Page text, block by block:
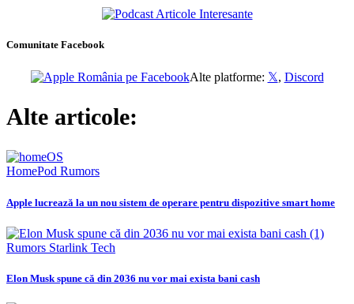
Comunitate Facebook
Alte platforme: 𝕏, Discord
Alte articole:
HomePod Rumors
Apple lucrează la un nou sistem de operare pentru dispozitive smart home
Rumors Starlink Tech
Elon Musk spune că din 2036 nu vor mai exista bani cash